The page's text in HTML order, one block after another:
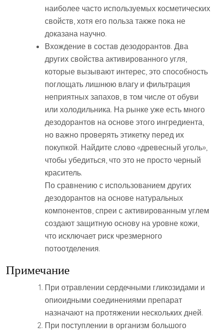
наиболее часто используемых косметических
свойств, хотя его польза также пока не
доказана научно.
Вхождение в состав дезодорантов. Два
других свойства активированного угля,
которые вызывают интерес, это способность
поглощать лишнюю влагу и фильтрация
неприятных запахов, в том числе от обуви
или холодильника. На рынке уже есть много
дезодорантов на основе этого ингредиента,
но важно проверять этикетку перед их
покупкой. Найдите слово «древесный уголь»,
чтобы убедиться, что это не просто черный
краситель.
По сравнению с использованием других
дезодорантов на основе натуральных
компонентов, спреи с активированным углем
создают защитную основу на уровне кожи,
что исключает риск чрезмерного
потоотделения.
Примечание
При отравлении сердечными гликозидами и
опиоидными соединениями препарат
назначают на протяжении нескольких дней.
При поступлении в организм большого